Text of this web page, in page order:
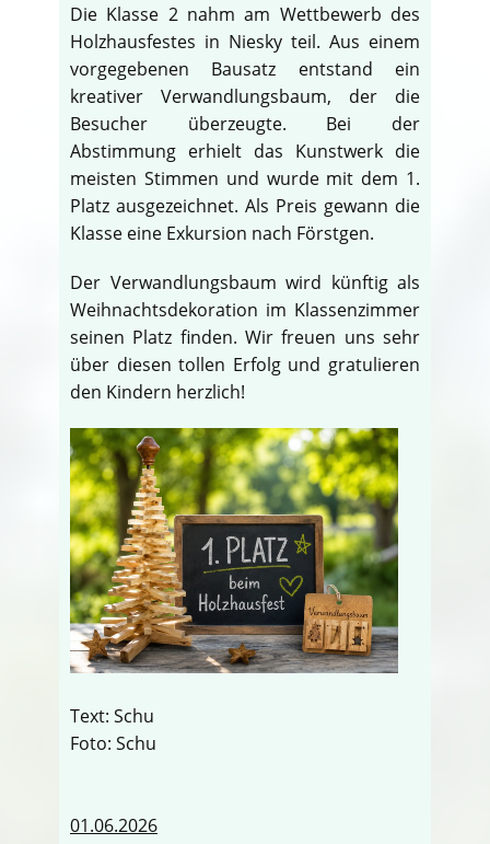
Die Klasse 2 nahm am Wettbewerb des
Holzhausfestes in Niesky teil. Aus einem
vorgegebenen Bausatz entstand ein
kreativer Verwandlungsbaum, der die
Besucher überzeugte. Bei der
Abstimmung erhielt das Kunstwerk die
meisten Stimmen und wurde mit dem 1.
Platz ausgezeichnet. Als Preis gewann die
Klasse eine Exkursion nach Förstgen.
Der Verwandlungsbaum wird künftig als
Weihnachtsdekoration im Klassenzimmer
seinen Platz finden. Wir freuen uns sehr
über diesen tollen Erfolg und gratulieren
den Kindern herzlich!
Text: Schu
Foto: Schu
01.06.2026